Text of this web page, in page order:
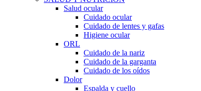
Salud ocular
Cuidado ocular
Cuidado de lentes y gafas
Higiene ocular
ORL
​​Cuidado de la nariz
​​Cuidado de la garganta
​​Cuidado de los oídos
Dolor
Espalda y cuello